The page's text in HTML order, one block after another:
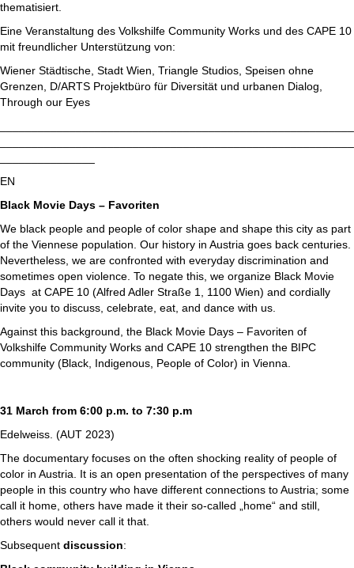
thematisiert.
Eine Veranstaltung des Volkshilfe Community Works und des CAPE 10
mit freundlicher Unterstützung von:
Wiener Städtische, Stadt Wien, Triangle Studios, Speisen ohne
Grenzen, D/ARTS Projektbüro für Diversität und urbanen Dialog,
Through our Eyes
EN
Black Movie Days – Favoriten
We black people and people of color shape and shape this city as part
of the Viennese population. Our history in Austria goes back centuries.
Nevertheless, we are confronted with everyday discrimination and
sometimes open violence. To negate this, we organize Black Movie
Days at CAPE 10 (Alfred Adler Straße 1, 1100 Wien) and cordially
invite you to discuss, celebrate, eat, and dance with us.
Against this background, the Black Movie Days – Favoriten of
Volkshilfe Community Works and CAPE 10 strengthen the BIPC
community (Black, Indigenous, People of Color) in Vienna.
31 March from 6:00 p.m. to 7:30 p.m
Edelweiss. (AUT 2023)
The documentary focuses on the often shocking reality of people of
color in Austria. It is an open presentation of the perspectives of many
people in this country who have different connections to Austria; some
call it home, others have made it their so-called „home“ and still,
others would never call it that.
Subsequent discussion: